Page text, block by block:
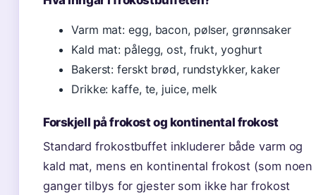
Varm mat: egg, bacon, pølser, grønnsaker
Kald mat: pålegg, ost, frukt, yoghurt
Bakerst: ferskt brød, rundstykker, kaker
Drikke: kaffe, te, juice, melk
Forskjell på frokost og kontinental frokost
Standard frokostbuffet inkluderer både varm og
kald mat, mens en kontinental frokost (som noen
ganger tilbys for gjester som ikke har frokost